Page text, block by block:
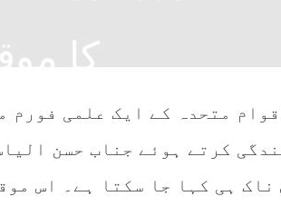
کا
متحدہ کے ایک علمی فورم
کرتے ہوئے جناب حسن
ناک ہی کہا جا سکتا ہے۔ اس